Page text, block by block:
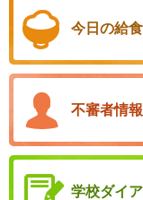
今日の給食
不審者情報
学校ダイ